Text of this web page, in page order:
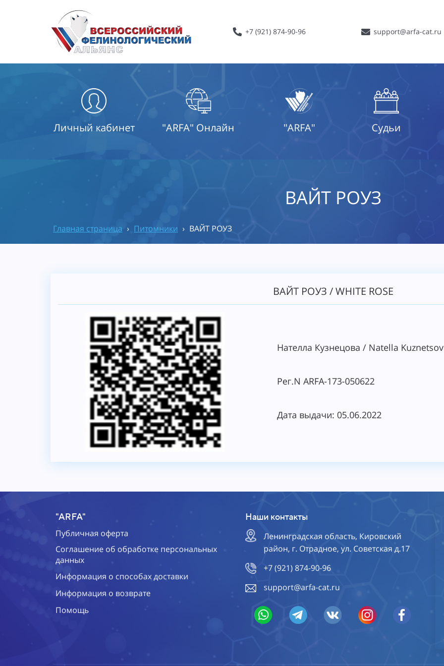
+7 (921) 874-90-96 support@arfa-cat.ru
Личный кабинет "ARFA" Онлайн "ARFA" Судьи
ВАЙТ РОУЗ
Главная страница › Питомники › ВАЙТ РОУЗ
ВАЙТ РОУЗ / WHITE ROSE
Нателла Кузнецова / Natella
Рег.N АRFА-173-050622
Дата выдачи: 05.06.2022
"ARFA"
Публичная оферта
Соглашение об обработке персональных
данных
Информация о способах доставки
Информация о возврате
Помощь
Наши контакты
Ленинградская область, Кировский
район, г. Отрадное, ул. Советская д.17
+7 (921) 874-90-96
support@arfa-cat.ru